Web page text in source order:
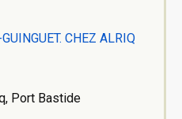
CHEZ ALRIQ
Port Bastide